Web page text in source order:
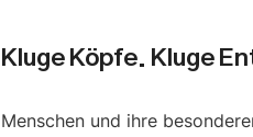
Kluge Köpfe. Kluge
Menschen und ihre